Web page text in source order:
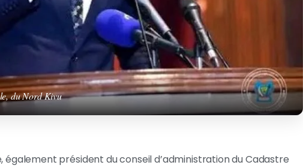
du Nord Kivu
également président du conseil d’administration du Cadastre